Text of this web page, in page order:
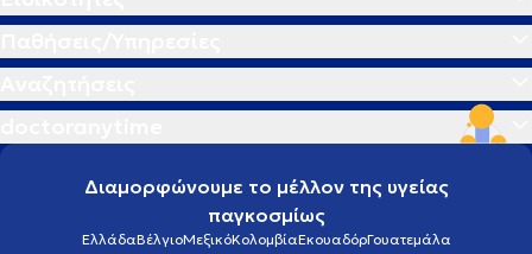
Διαμορφώνουμε το μέλλον της υγείας
παγκοσμίως
ΕλλάδαΒέλγιοΜεξικόΚολομβίαΕκουαδόρΓουατεμάλα